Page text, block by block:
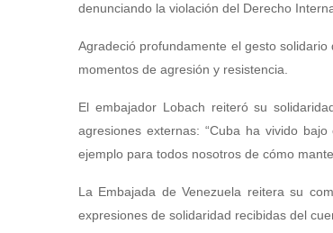
denunciando la violación del Derecho
Agradeció profundamente el gesto
momentos de agresión y resistencia.
El embajador Lobach reiteró su
agresiones externas: “Cuba ha vivido
ejemplo para todos nosotros de cómo
La Embajada de Venezuela reitera su
expresiones de solidaridad recibidas del